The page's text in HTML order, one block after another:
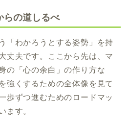
らの道しるべ
「わかろうとする姿勢」を持
丈夫です。ここから先は、マ
の「心の余白」の作り方な
強くするための全体像を見て
歩ずつ進むためのロードマッ
ます。